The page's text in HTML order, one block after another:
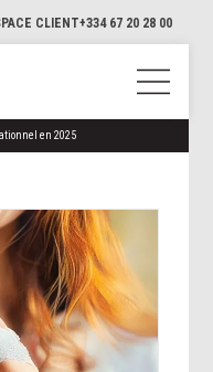
CLIENT+334 67 20 28 00
en 2025